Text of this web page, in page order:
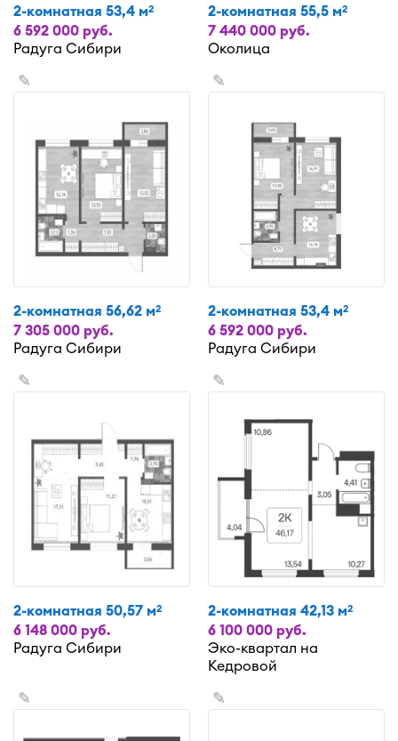
2-комнатная 53,4 м2
6 592 000 руб.
Радуга Сибири
2-комнатная 55,5 м2
7 440 000 руб.
Околица
✎
2-комнатная 56,62 м2
7 305 000 руб.
Радуга Сибири
✎
2-комнатная 53,4 м2
6 592 000 руб.
Радуга Сибири
✎
2-комнатная 50,57 м2
6 148 000 руб.
Радуга Сибири
✎
2-комнатная 42,13 м2
6 100 000 руб.
Эко-квартал на
Кедровой
✎ ✎